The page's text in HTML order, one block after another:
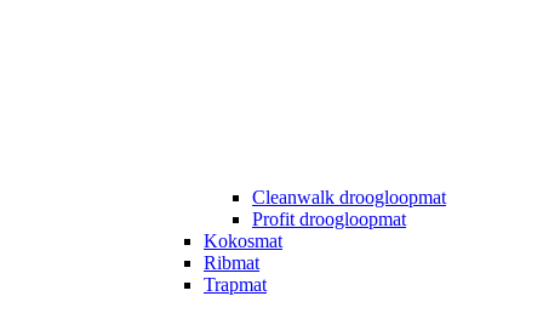
Cleanwalk droogloopmat
Profit droogloopmat
Kokosmat
Ribmat
Trapmat